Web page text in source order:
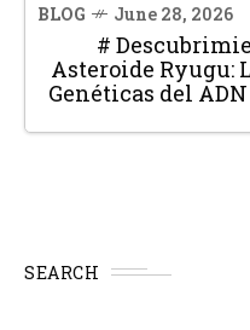
BLOG June 28, 2026
#
Asteroide Ryugu:
Genéticas del
SEARCH